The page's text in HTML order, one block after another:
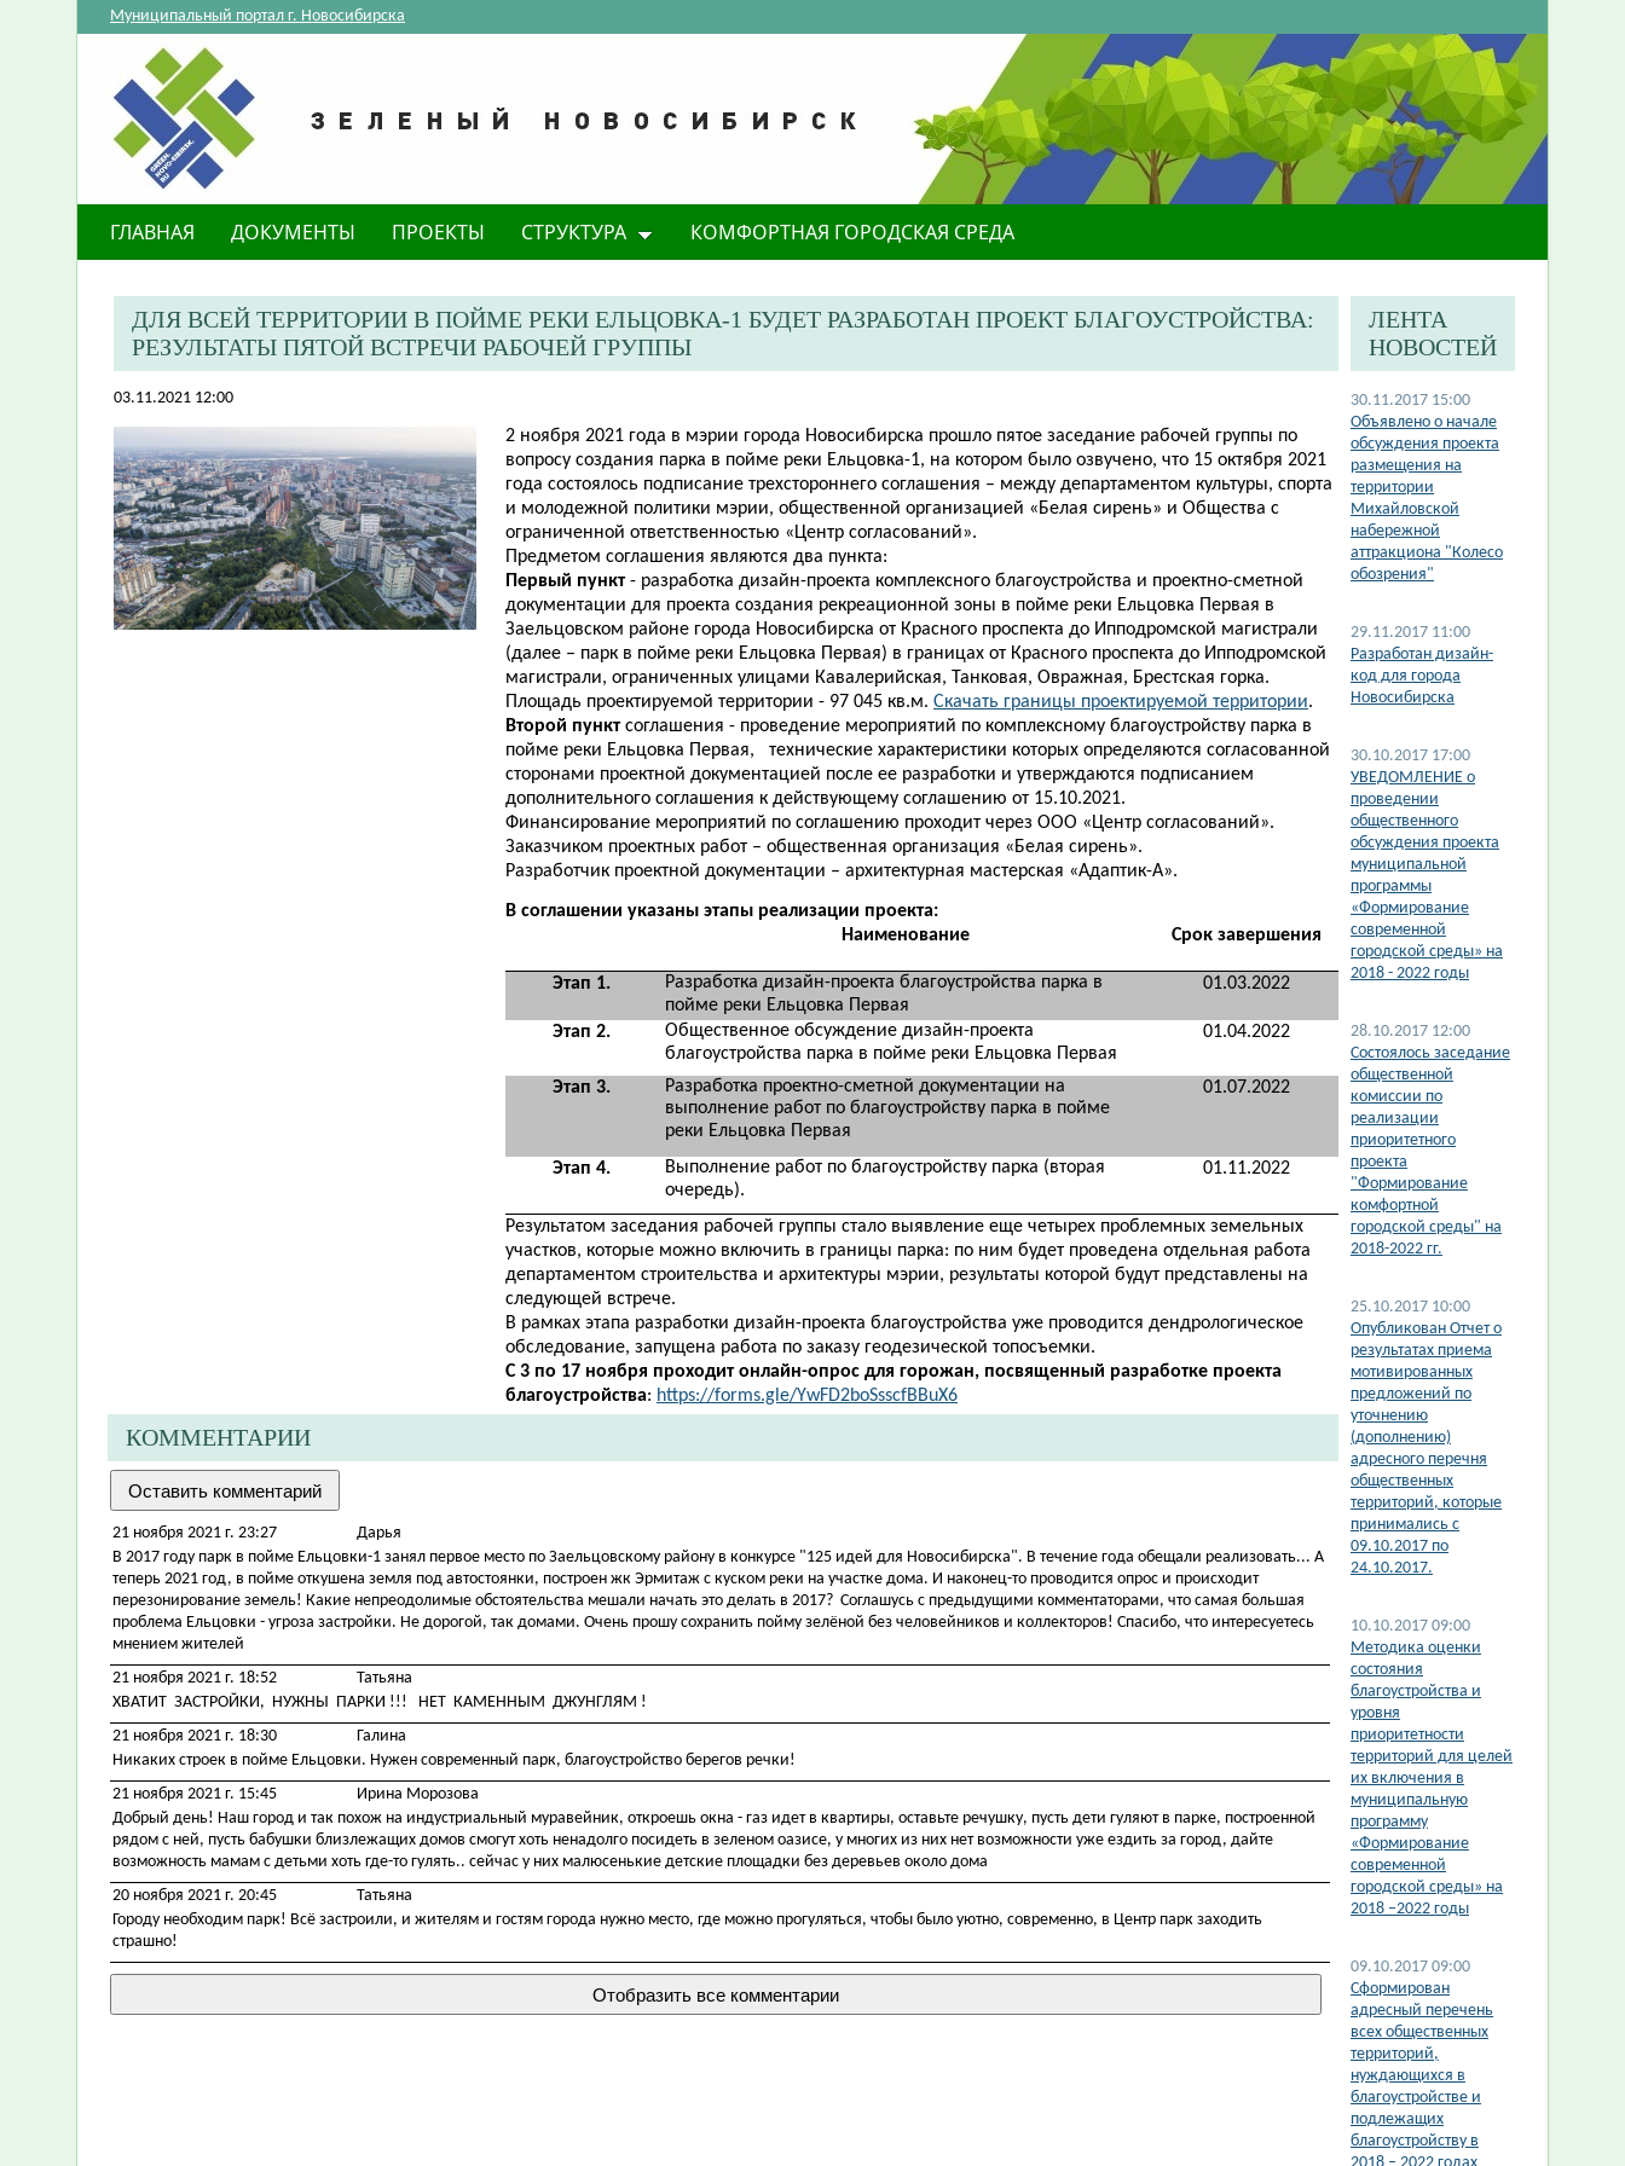
Муниципальный портал г. Новосибирска
ГЛАВНАЯ ДОКУМЕНТЫ ПРОЕКТЫ СТРУКТУРА КОМФОРТНАЯ ГОРОДСКАЯ СРЕДА
ДЛЯ ВСЕЙ ТЕРРИТОРИИ В ПОЙМЕ РЕКИ ЕЛЬЦОВКА-1 БУДЕТ РАЗРАБОТАН ПРОЕКТ БЛАГОУСТРОЙСТВА:
РЕЗУЛЬТАТЫ ПЯТОЙ ВСТРЕЧИ РАБОЧЕЙ ГРУППЫ
03.11.2021 12:00
2 ноября 2021 года в мэрии города Новосибирска прошло пятое заседание рабочей группы по
вопросу создания парка в пойме реки Ельцовка-1, на котором было озвучено, что 15 октября 2021
года состоялось подписание трехстороннего соглашения – между департаментом культуры, спорта
и молодежной политики мэрии, общественной организацией «Белая сирень» и Общества с
ограниченной ответственностью «Центр согласований».
Предметом соглашения являются два пункта:
Первый пункт- разработка дизайн-проекта комплексного благоустройства и проектно-сметной
документации для проекта создания рекреационной зоны в пойме реки Ельцовка Первая в
Заельцовском районе города Новосибирска от Красного проспекта до Ипподромской магистрали
(далее – парк в пойме реки Ельцовка Первая) в границах от Красного проспекта до Ипподромской
магистрали, ограниченных улицами Кавалерийская, Танковая, Овражная, Брестская горка.
Площадь проектируемой территории - 97 045 кв.м. Скачать границы проектируемой территории​.
Второй пунктсоглашения - проведение мероприятий по комплексному благоустройству парка в
пойме реки Ельцовка Первая, технические характеристики которых определяются согласованной
сторонами проектной документацией после ее разработки и утверждаются подписанием
дополнительного соглашения к действующему соглашению от 15.10.2021.
Финансирование мероприятий по соглашению проходит через ООО «Центр согласований».
Заказчиком проектных работ – общественная организация «Белая сирень».
Разработчик проектной документации – архитектурная мастерская «Адаптик-А».
В соглашении указаны этапы реализации проекта:
Наименование
Срок завершения
Этап 1.
Разработка дизайн-проекта благоустройства парка в
пойме реки Ельцовка Первая
01.03.2022
Этап 2.
Общественное обсуждение дизайн-проекта
благоустройства парка в пойме реки Ельцовка Первая
01.04.2022
Этап 3.
Разработка проектно-сметной документации на
выполнение работ по благоустройству парка в пойме
реки Ельцовка Первая
01.07.2022
Этап 4.
Выполнение работ по благоустройству парка (вторая
очередь).
01.11.2022
Результатом заседания рабочей группы стало выявление еще четырех проблемных земельных
участков, которые можно включить в границы парка: по ним будет проведена отдельная работа
департаментом строительства и архитектуры мэрии, результаты которой будут представлены на
следующей встрече.
В рамках этапа разработки дизайн-проекта благоустройства уже проводится дендрологическое
обследование, запущена работа по заказу геодезической топосъемки.
С 3 по 17 ноября проходит онлайн-опрос для горожан, посвященный разработке проекта
благоустройства: https://forms.gle/YwFD2boSsscfBBuX6​
КОММЕНТАРИИ
21 ноября 2021 г. 23:27
Дарья
В 2017 году парк в пойме Ельцовки-1 занял первое место по Заельцовскому району в конкурсе "125 идей для Новосибирска". В течение года обещали реализовать... А
теперь 2021 год, в пойме откушена земля под автостоянки, построен жк Эрмитаж с куском реки на участке дома. И наконец-то проводится опрос и происходит
перезонирование земель! Какие непреодолимые обстоятельства мешали начать это делать в 2017? Соглашусь с предыдущими комментаторами, что самая большая
проблема Ельцовки - угроза застройки. Не дорогой, так домами. Очень прошу сохранить пойму зелёной без человейников и коллекторов! Спасибо, что интересуетесь
мнением жителей
21 ноября 2021 г. 18:52
Татьяна
ХВАТИТ ЗАСТРОЙКИ, НУЖНЫ ПАРКИ !!! НЕТ КАМЕННЫМ ДЖУНГЛЯМ !
21 ноября 2021 г. 18:30
Галина
Никаких строек в пойме Ельцовки. Нужен современный парк, благоустройство берегов речки!
21 ноября 2021 г. 15:45
Ирина Морозова
Добрый день! Наш город и так похож на индустриальный муравейник, откроешь окна - газ идет в квартиры, оставьте речушку, пусть дети гуляют в парке, построенной
рядом с ней, пусть бабушки близлежащих домов смогут хоть ненадолго посидеть в зеленом оазисе, у многих из них нет возможности уже ездить за город, дайте
возможность мамам с детьми хоть где-то гулять.. сейчас у них малюсенькие детские площадки без деревьев около дома
20 ноября 2021 г. 20:45
Татьяна
Городу необходим парк! Всё застроили, и жителям и гостям города нужно место, где можно прогуляться, чтобы было уютно, современно, в Центр парк заходить
страшно!
ЛЕНТА
НОВОСТЕЙ
30.11.2017 15:00
Объявлено о начале
обсуждения проекта
размещения на
территории
Михайловской
набережной
аттракциона "Колесо
обозрения"
29.11.2017 11:00
Разработан дизайн-
код для города
Новосибирска
30.10.2017 17:00
УВЕДОМЛЕНИЕ о
проведении
общественного
обсуждения проекта
муниципальной
программы
«Формирование
современной
городской среды» на
2018 - 2022 годы
28.10.2017 12:00
Состоялось заседание
общественной
комиссии по
реализации
приоритетного
проекта
"Формирование
комфортной
городской среды" на
2018-2022 гг.
25.10.2017 10:00
Опубликован Отчет о
результатах приема
мотивированных
предложений по
уточнению
(дополнению)
адресного перечня
общественных
территорий, которые
принимались с
09.10.2017 по
24.10.2017.
10.10.2017 09:00
Методика оценки
состояния
благоустройства и
уровня
приоритетности
территорий для целей
их включения в
муниципальную
программу
«Формирование
современной
городской среды» на
2018 –2022 годы
09.10.2017 09:00
Сформирован
адресный перечень
всех общественных
территорий,
нуждающихся в
благоустройстве и
подлежащих
благоустройству в